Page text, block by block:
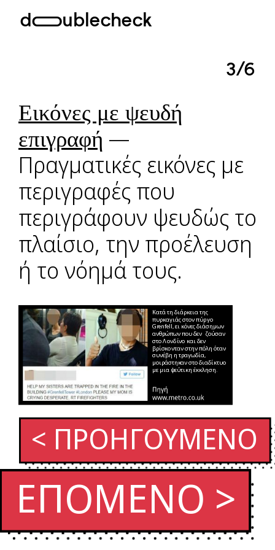
doublecheck
3/6
Εικόνες με ψευδή
επιγραφή —
Πραγματικές εικόνες με
περιγραφές που
περιγράφουν ψευδώς το
πλαίσιο, την προέλευση
ή το νόημά τους.
Κατά τη διάρκεια της
πυρκαγιάς στον πύργο
Grenfell, ει κόνες διάσημων
ανθρώπων που δεν ζούσαν
στο Λονδίνο και δεν
βρίσκονταν στην πόλη όταν
συνέβη η τραγωδία,
μοιράστηκαν στο διαδίκτυο
με μια ψεύτικη έκκληση.
< ΠΡΟΗΓΟΥΜΕΝΟ
ΕΠΟΜΕΝΟ >